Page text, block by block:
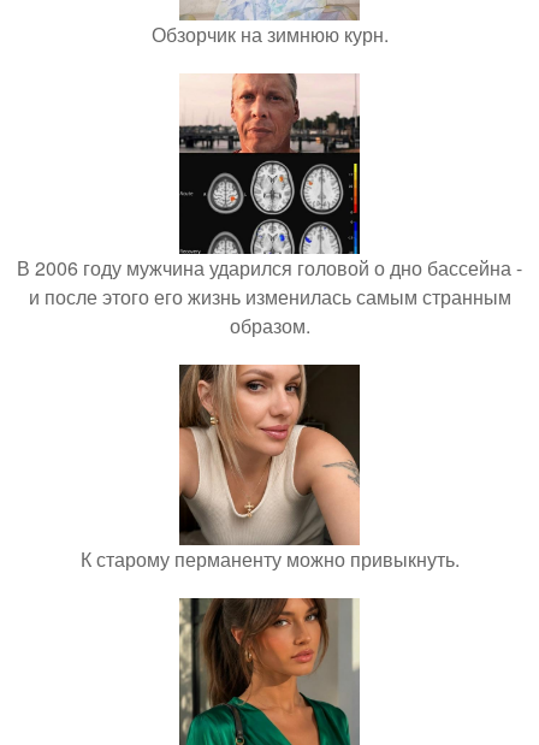
Обзорчик на зимнюю курн.
В 2006 году мужчина ударился головой о дно бассейна -
и после этого его жизнь изменилась самым странным
образом.
К старому перманенту можно привыкнуть.